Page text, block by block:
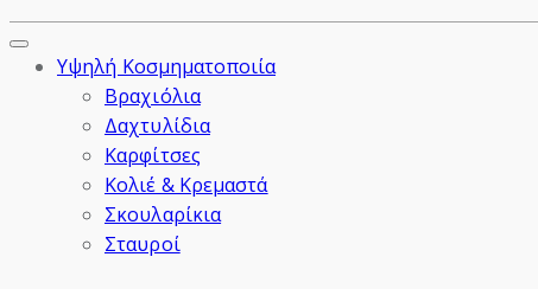
Υψηλή Κοσμηματοποιία
Βραχιόλια
Δαχτυλίδια
Καρφίτσες
Κολιέ & Κρεμαστά
Σκουλαρίκια
Σταυροί